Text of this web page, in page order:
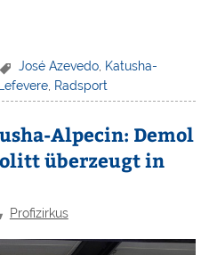
José Azevedo, Katusha-
Radsport
Alpecin: Demol
überzeugt in
Profizirkus